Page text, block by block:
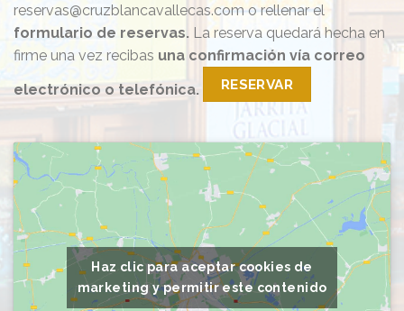
Haz clic para aceptar cookies de
marketing y permitir este contenido
reservas@cruzblancavallecas.com o rellenar el
formulario de reservas. La reserva quedará hecha en
firme una vez recibas una confirmación vía correo
electrónico o telefónica. RESERVAR